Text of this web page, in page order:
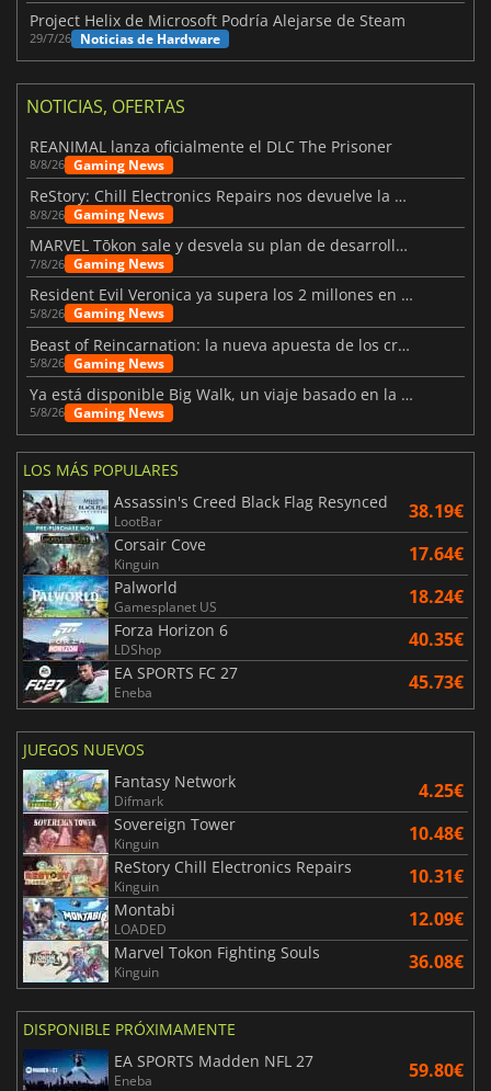
Project Helix de Microsoft Podría Alejarse de Steam
29/7/26 Noticias de Hardware
NOTICIAS, OFERTAS
REANIMAL lanza oficialmente el DLC The Prisoner
8/8/26 Gaming News
ReStory: Chill Electronics Repairs nos devuelve la nostalgia de los 2000
8/8/26 Gaming News
MARVEL Tōkon sale y desvela su plan de desarrollo para el primer año
7/8/26 Gaming News
Resident Evil Veronica ya supera los 2 millones en listas de deseados
5/8/26 Gaming News
Beast of Reincarnation: la nueva apuesta de los creadores de Pokémon
5/8/26 Gaming News
Ya está disponible Big Walk, un viaje basado en la amistad
5/8/26 Gaming News
LOS MÁS POPULARES
Assassin's Creed Black Flag Resynced
LootBar 38.19€
Corsair Cove
Kinguin 17.64€
Palworld
Gamesplanet US 18.24€
Forza Horizon 6
LDShop 40.35€
EA SPORTS FC 27
Eneba 45.73€
JUEGOS NUEVOS
Fantasy Network
Difmark 4.25€
Sovereign Tower
Kinguin 10.48€
ReStory Chill Electronics Repairs
Kinguin 10.31€
Montabi
LOADED 12.09€
Marvel Tokon Fighting Souls
Kinguin 36.08€
DISPONIBLE PRÓXIMAMENTE
EA SPORTS Madden NFL 27
Eneba 59.80€